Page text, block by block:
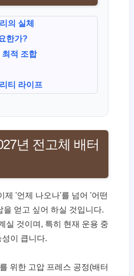
의 실체
한가?
적 조합
티 라이프
년 전고체 배터
제 '언제 나오나'를 넘어 '어떤
얻고 싶어 하실 것입니다.
실 것이며, 특히 현재 운용 중
이 큽니다.
위한 고압 프레스 공정(배터